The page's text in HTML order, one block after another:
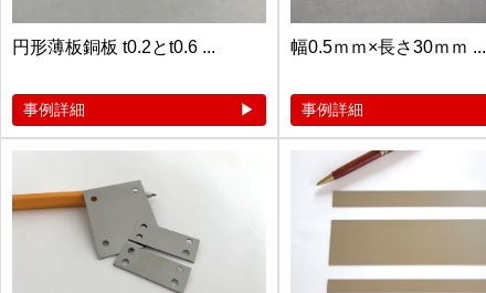
円形薄板銅板 t0.2とt0.6 ...
事例詳細
幅0.5ｍｍ×長さ30ｍｍ ...
事例詳細